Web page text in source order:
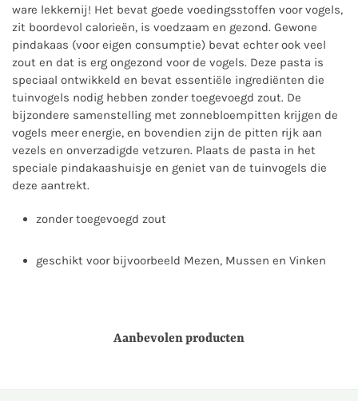
ware lekkernij! Het bevat goede voedingsstoffen voor vogels,
zit boordevol calorieën, is voedzaam en gezond. Gewone
pindakaas (voor eigen consumptie) bevat echter ook veel
zout en dat is erg ongezond voor de vogels. Deze pasta is
speciaal ontwikkeld en bevat essentiële ingrediënten die
tuinvogels nodig hebben zonder toegevoegd zout. De
bijzondere samenstelling met zonnebloempitten krijgen de
vogels meer energie, en bovendien zijn de pitten rijk aan
vezels en onverzadigde vetzuren. Plaats de pasta in het
speciale pindakaashuisje en geniet van de tuinvogels die
deze aantrekt.
zonder toegevoegd zout
geschikt voor bijvoorbeeld Mezen, Mussen en Vinken
Aanbevolen producten